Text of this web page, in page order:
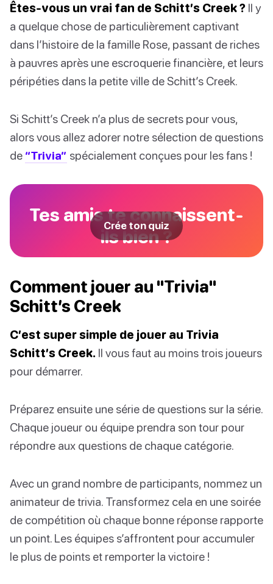
Êtes-vous un vrai fan de Schitt’s Creek ? Il y
a quelque chose de particulièrement captivant
dans l’histoire de la famille Rose, passant de riches
à pauvres après une escroquerie financière, et leurs
péripéties dans la petite ville de Schitt’s Creek.
Si Schitt’s Creek n’a plus de secrets pour vous,
alors vous allez adorer notre sélection de questions
de “Trivia” spécialement conçues pour les fans !
Tes amis te connaissent-
ils bien ?
Crée ton quiz
Comment jouer au "Trivia"
Schitt’s Creek
C’est super simple de jouer au Trivia
Schitt’s Creek. Il vous faut au moins trois joueurs
pour démarrer.
Préparez ensuite une série de questions sur la série.
Chaque joueur ou équipe prendra son tour pour
répondre aux questions de chaque catégorie.
Avec un grand nombre de participants, nommez un
animateur de trivia. Transformez cela en une soirée
de compétition où chaque bonne réponse rapporte
un point. Les équipes s’affrontent pour accumuler
le plus de points et remporter la victoire !